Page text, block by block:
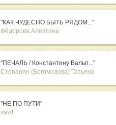
"КАК ЧУДЕСНО БЫТЬ РЯДОМ..."
Фёдорова Алевтина
"ПЕЧАЛЬ / Константину Вальп..."
Степанян (Богомолова) Татьяна
"НЕ ПО ПУТИ"
vavit